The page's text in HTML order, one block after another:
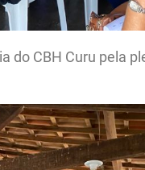
do CBH Curu pela